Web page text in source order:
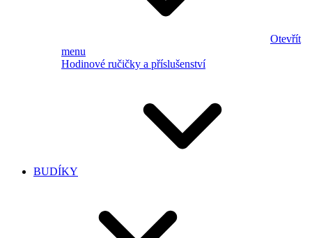
Otevřít
menu
Hodinové ručičky a příslušenství
BUDÍKY